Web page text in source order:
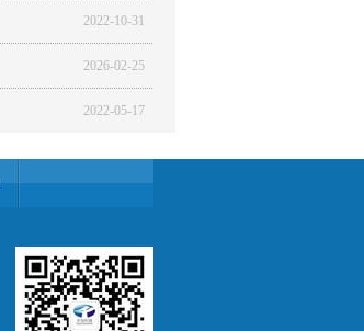
2022-10-31
2026-02-25
2022-05-17